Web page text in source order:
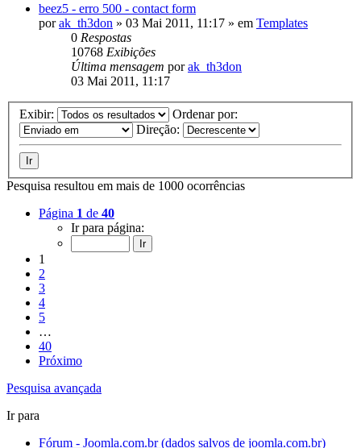
beez5 - erro 500 - contact form
porak_th3don » 03 Mai 2011, 11:17 » em Templates
0 Respostas
10768 Exibições
Última mensagem porak_th3don
03 Mai 2011, 11:17
Exibir:
Ordenar por:
Direção:
Pesquisa resultou em mais de 1000 ocorrências
Página 1 de 40
Ir para página:
1
2
3
4
5
…
40
Próximo
Pesquisa avançada
Ir para
Fórum - Joomla.com.br (dados salvos de joomla.com.br)